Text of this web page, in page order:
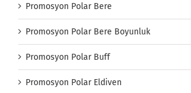
Promosyon Polar Bere
Promosyon Polar Bere Boyunluk
Promosyon Polar Buff
Promosyon Polar Eldiven